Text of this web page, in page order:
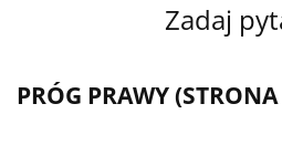
Zadaj
PRÓG PRAWY